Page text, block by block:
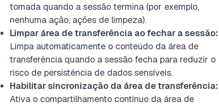
tomada quando a sessão termina (por exemplo,
nenhuma ação, ações de limpeza).
Limpar área de transferência ao fechar a sessão:
Limpa automaticamente o conteúdo da área de
transferência quando a sessão fecha para reduzir o
risco de persistência de dados sensíveis.
Habilitar sincronização da área de transferência:
Ativa o compartilhamento contínuo da área de